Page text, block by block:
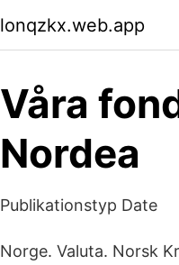
lonqzkx.web.app
Våra
Nordea
Publikationstyp Date
Norge. Valuta. Norsk